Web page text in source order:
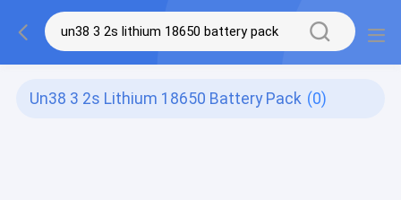
Un38 3 2s Lithium 18650 Battery Pack (0)